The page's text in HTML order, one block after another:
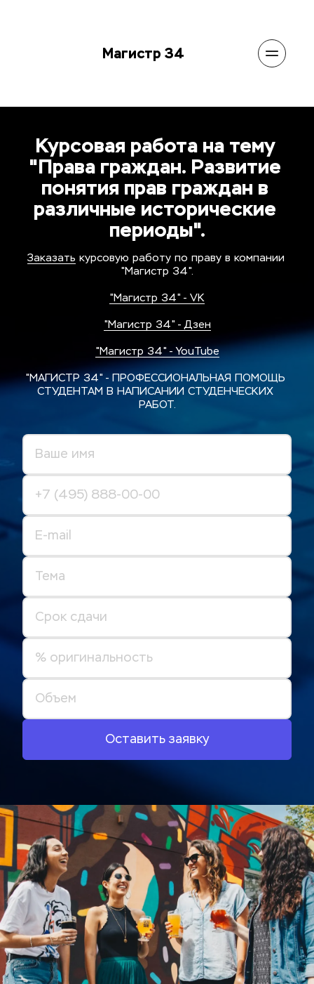
Магистр 34
Курсовая работа на тему
"Права граждан. Развитие
понятия прав граждан в
различные исторические
периоды".
Заказать курсовую работу по праву в компании
"Магистр 34".
"Магистр 34" - VK
"Магистр 34" - Дзен
"Магистр 34" - YouTube
"МАГИСТР 34" - ПРОФЕССИОНАЛЬНАЯ ПОМОЩЬ
СТУДЕНТАМ В НАПИСАНИИ СТУДЕНЧЕСКИХ
РАБОТ.
Оставить заявку